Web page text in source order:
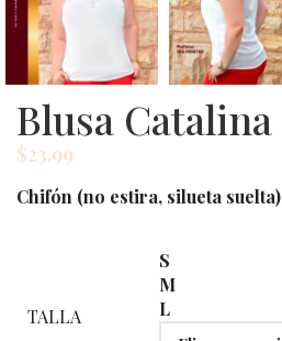
Blusa Catalina
$23.99
Chifón (no estira, silueta suelta)
TALLA
S
M
L